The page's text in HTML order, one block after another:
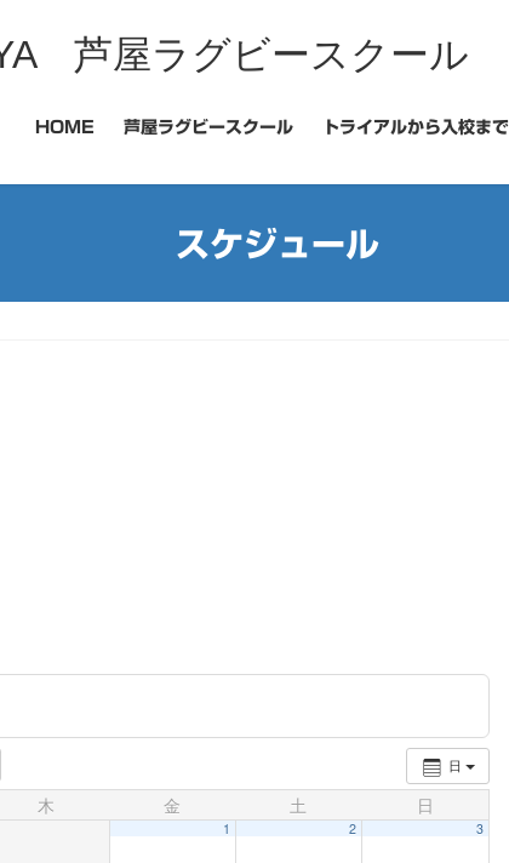
芦屋ラグビースクール
HOME 芦屋ラグビースクール トライアルから入校まで
スケジュール
日
木 金 土 日
1 2 3